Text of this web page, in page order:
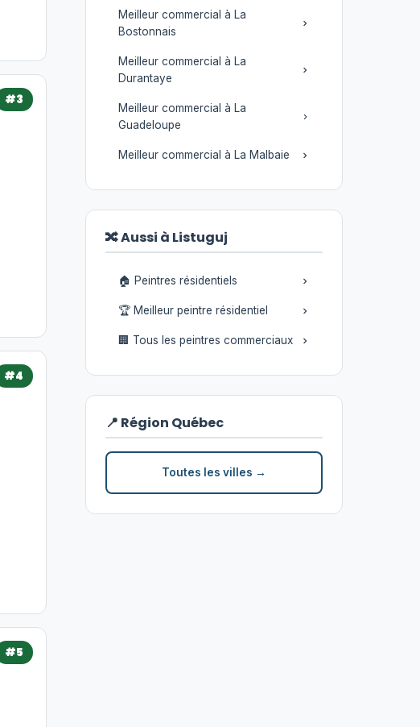
#3
#4
#5
Meilleur commercial à La
Bostonnais
Meilleur commercial à La
Durantaye
Meilleur commercial à La
Guadeloupe
Meilleur commercial à La Malbaie
🔀 Aussi à Listuguj
🏠 Peintres résidentiels
🏆 Meilleur peintre résidentiel
🏢 Tous les peintres commerciaux
📍 Région Québec
Toutes les villes →